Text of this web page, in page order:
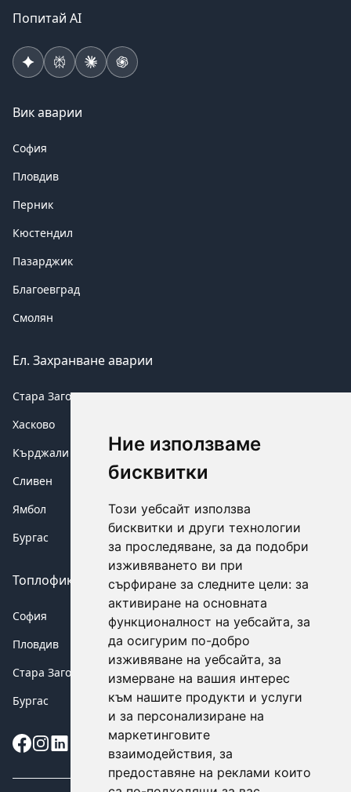
Ние използваме
бисквитки
Този уебсайт използва
бисквитки и други технологии
за проследяване, за да подобри
изживяването ви при
сърфиране за следните цели: за
активиране на основната
функционалност на уебсайта, за
да осигурим по-добро
изживяване на уебсайта, за
измерване на вашия интерес
към нашите продукти и услуги
и за персонализиране на
маркетинговите
взаимодействия, за
предоставяне на реклами които
Попитай AI
Вик аварии
София
Пловдив
Перник
Кюстендил
Пазарджик
Благоевград
Смолян
Ел. Захранване аварии
Стара Загора
Хасково
Кърджали
Сливен
Ямбол
Бургас
Топлофикация аварии
София
Пловдив
Стара Загора
Бургас
Instagram